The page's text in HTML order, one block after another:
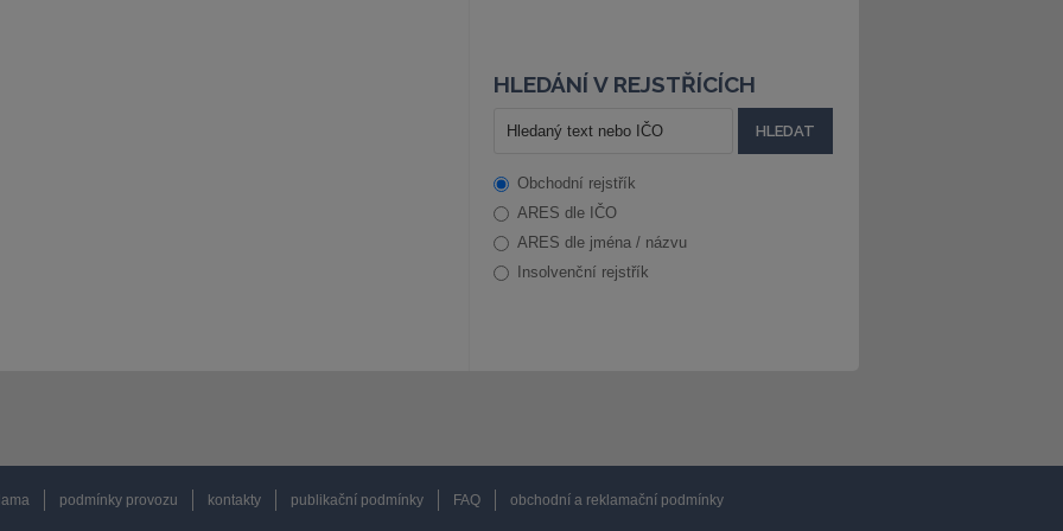
HLEDÁNÍ V REJSTŘÍCÍCH
Obchodní rejstřík
ARES dle IČO
ARES dle jména / názvu
Insolvenční rejstřík
podmínky provozu kontakty publikační podmínky FAQ obchodní a reklamační podmínky